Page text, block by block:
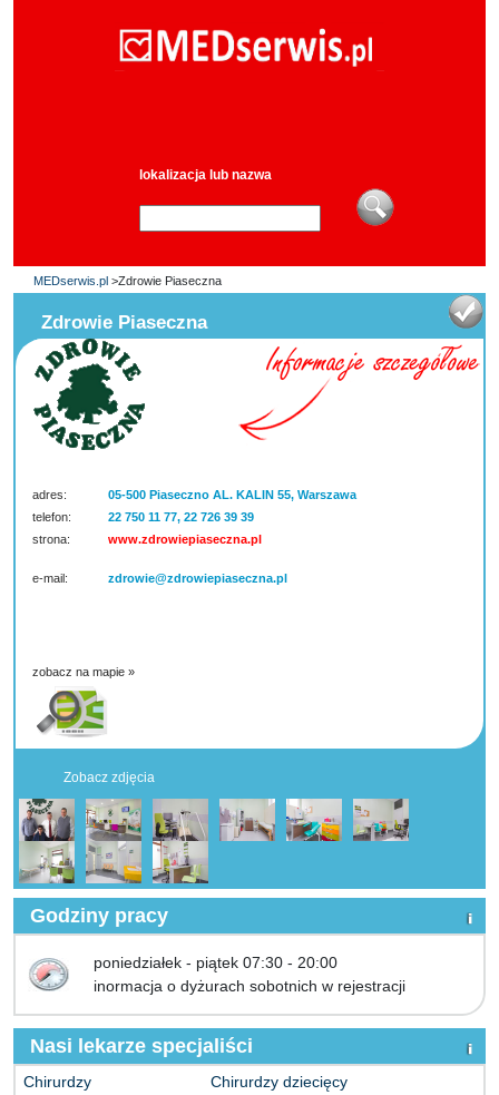
lokalizacja lub nazwa
MEDserwis.pl >Zdrowie Piaseczna
Zdrowie Piaseczna
adres:
05-500 Piaseczno AL. KALIN 55, Warszawa
telefon:
22 750 11 77, 22 726 39 39
strona:
www.zdrowiepiaseczna.pl
e-mail: zdrowie@zdrowiepiaseczna.pl
zobacz na mapie »
Zobacz zdjęcia
Godziny pracy
poniedziałek - piątek 07:30 - 20:00
inormacja o dyżurach sobotnich w rejestracji
Nasi lekarze specjaliści
Chirurdzy
Chirurdzy dziecięcy